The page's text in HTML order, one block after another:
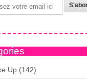
Up (142)